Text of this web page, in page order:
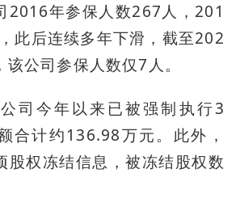
2016年参保人数267人，201
此后连续多年下滑，截至202
公司参保人数仅7人。
司今年以来已被强制执行3
合计约136.98万元。此外，
股权冻结信息，被冻结股权数